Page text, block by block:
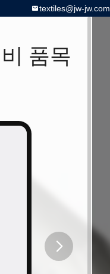
textiles@jw-jw.com
품목